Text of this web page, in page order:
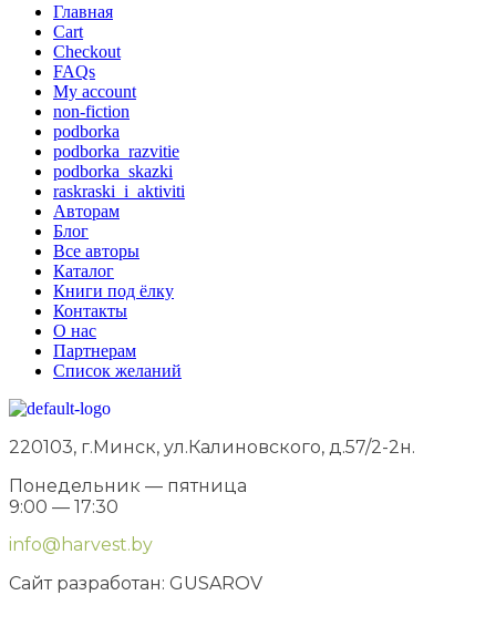
Главная
Cart
Checkout
FAQs
My account
non-fiction
podborka
podborka_razvitie
podborka_skazki
raskraski_i_aktiviti
Авторам
Блог
Все авторы
Каталог
Книги под ёлку
Контакты
О нас
Партнерам
Список желаний
220103, г.Минск, ул.Калиновского, д.57/2-2н.
Понедельник — пятница
9:00 — 17:30
info@harvest.by
Сайт разработан: GUSAROV